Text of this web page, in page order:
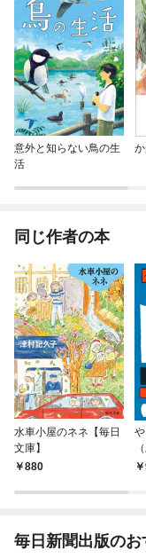
意外と知らない鳥の生
活
同じ作者の本
水車小屋のネネ【毎日
文庫】
880
毎日新聞出版のお